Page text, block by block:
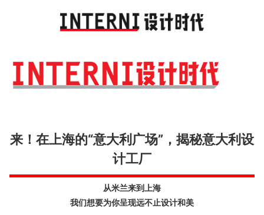
来！在上海的“意大利广场”，揭秘意大利设
计工厂
从米兰来到上海
我们想要为你呈现远不止设计和美